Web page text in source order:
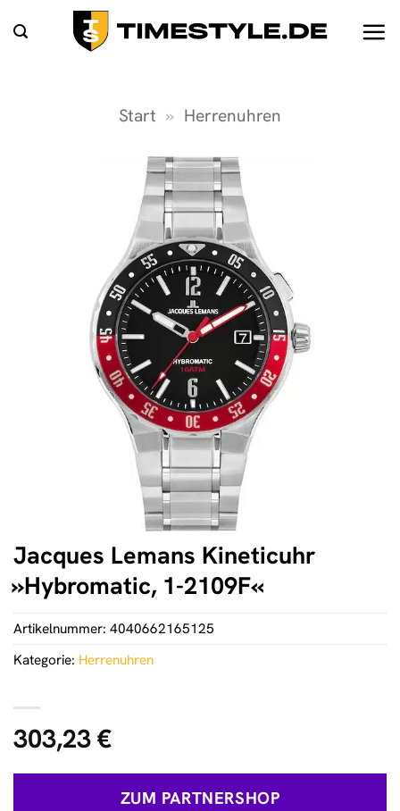
Inhalt
Start » Herrenuhren
Jacques Lemans Kineticuhr
»Hybromatic, 1-2109F«
303,23€
ZUM PARTNERSHOP
Artikelnummer: 4040662165125
Kategorie: Herrenuhren